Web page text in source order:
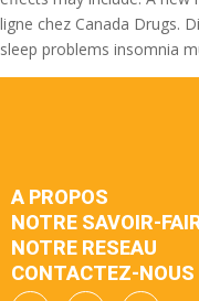
ligne chez Canada Drugs.
sleep problems insomnia
A PROPOS
NOTRE SAVOIR-
NOTRE RESEAU
CONTACTEZ-NOUS